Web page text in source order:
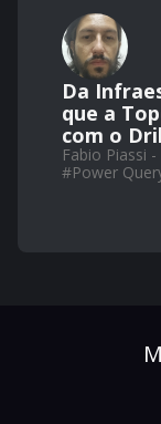
Da
que a
com o
Fabio Piassi
#Power